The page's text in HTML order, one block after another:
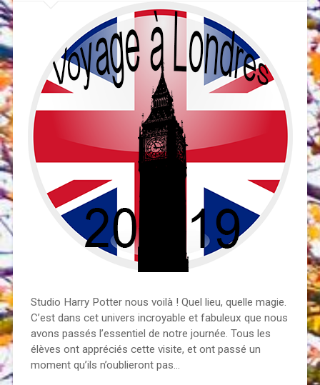
Studio Harry Potter nous voilà ! Quel lieu, quelle magie.
C’est dans cet univers incroyable et fabuleux que nous
avons passés l’essentiel de notre journée. Tous les
élèves ont appréciés cette visite, et ont passé un
moment qu’ils n’oublieront pas…